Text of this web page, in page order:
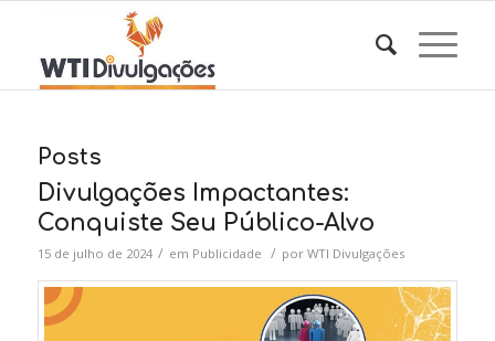
Posts
Divulgações Impactantes:
Conquiste Seu Público-Alvo
15 de julho de 2024 / em Publicidade / por WTI Divulgações